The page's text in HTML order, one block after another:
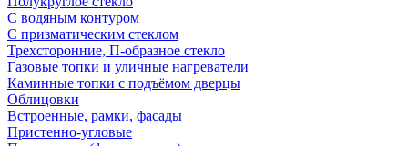
С водяным контуром
С призматическим стеклом
Трехсторонние, П-образное стекло
Газовые топки и уличные нагреватели
Каминные топки с подъёмом дверцы
Облицовки
Встроенные, рамки, фасады
Пристенно-угловые